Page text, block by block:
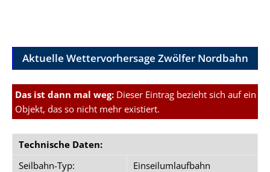
Aktuelle Wettervorhersage Zwölfer Nordbahn
Das ist dann mal weg: Dieser Eintrag bezieht sich auf ein
Objekt, das so nicht mehr existiert.
Technische Daten:
Seilbahn-Typ:
Einseilumlaufbahn